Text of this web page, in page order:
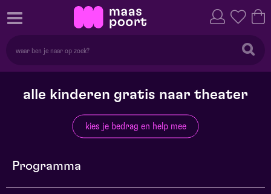
alle kinderen gratis naar theater
kies je bedrag en help mee
Programma